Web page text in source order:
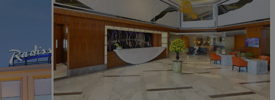
सर्विस्ड अपार्टमेंट
एयरपोर्ट होटल
नए और जल्दी शुरू होने वाले होटल
मीटिंग और इवेंट
Radisson Meetings की खोज